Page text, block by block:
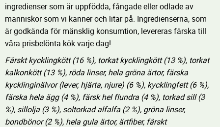
ingredienser som är uppfödda, fångade eller odlade av
människor som vi känner och litar på. Ingredienserna, som
är godkända för mänsklig konsumtion, levereras färska till
våra prisbelönta kök varje dag!
Färskt kycklingkött (16 %), torkat kycklingkött (13 %), torkat
kalkonkött (13 %), röda linser, hela gröna ärtor, färska
kycklinginälvor (lever, hjärta, njure) (6 %), kycklingfett (6 %),
färska hela ägg (4 %), färsk hel flundra (4 %), torkad sill (3
%), sillolja (3 %), soltorkad alfalfa (2 %), gröna linser,
bondbönor (2 %), hela gula ärtor, ärtfiber, färskt